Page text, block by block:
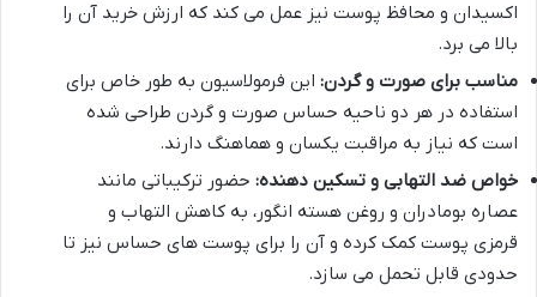
اکسیدان و محافظ پوست نیز عمل می کند که ارزش خرید آن را
بالا می برد.
مناسب برای صورت و گردن: این فرمولاسیون به طور خاص برای
استفاده در هر دو ناحیه حساس صورت و گردن طراحی شده
است که نیاز به مراقبت یکسان و هماهنگ دارند.
خواص ضد التهابی و تسکین دهنده: حضور ترکیباتی مانند
عصاره بومادران و روغن هسته انگور، به کاهش التهاب و
قرمزی پوست کمک کرده و آن را برای پوست های حساس نیز تا
حدودی قابل تحمل می سازد.